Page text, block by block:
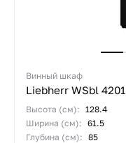
Винный шкаф
Liebherr WSbl 4201
Высота (см): 128.4
Ширина (см): 61.5
Глубина (см): 85